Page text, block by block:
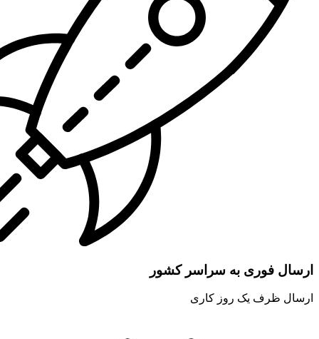
ارسال فوری به سراسر کشور
ارسال ظرف یک روز کاری